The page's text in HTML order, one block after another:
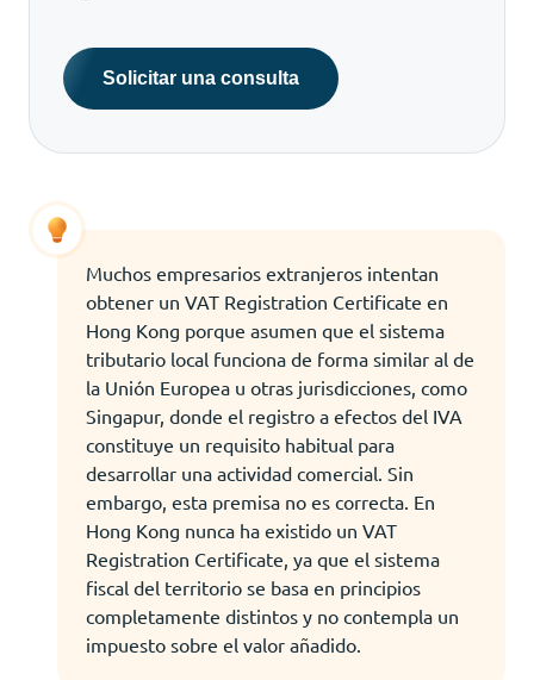
Solicitar una consulta
Muchos empresarios extranjeros intentan
obtener un VAT Registration Certificate en
Hong Kong porque asumen que el sistema
tributario local funciona de forma similar al de
la Unión Europea u otras jurisdicciones, como
Singapur, donde el registro a efectos del IVA
constituye un requisito habitual para
desarrollar una actividad comercial. Sin
embargo, esta premisa no es correcta. En
Hong Kong nunca ha existido un VAT
Registration Certificate, ya que el sistema
fiscal del territorio se basa en principios
completamente distintos y no contempla un
impuesto sobre el valor añadido.